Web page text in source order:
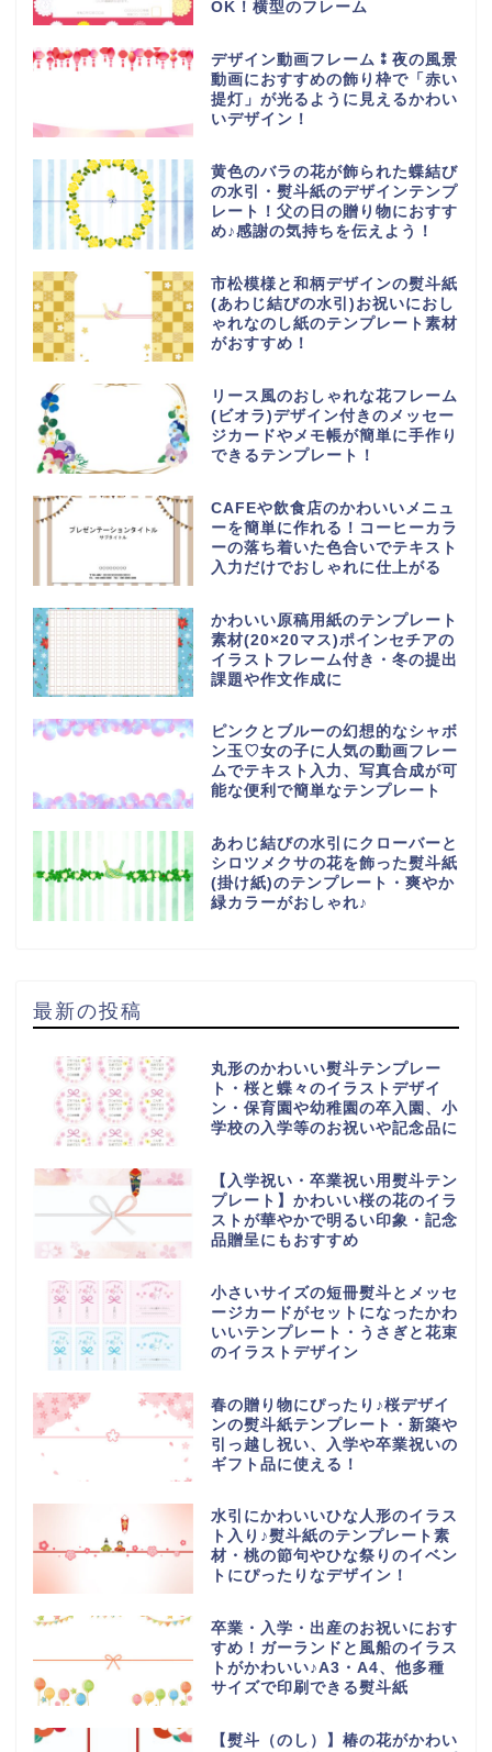
OK！横型のフレーム
デザイン動画フレーム⁑夜の風景
動画におすすめの飾り枠で「赤い
提灯」が光るように見えるかわい
いデザイン！
黄色のバラの花が飾られた蝶結び
の水引・熨斗紙のデザインテンプ
レート！父の日の贈り物におすす
め♪感謝の気持ちを伝えよう！
市松模様と和柄デザインの熨斗紙
(あわじ結びの水引)お祝いにおし
ゃれなのし紙のテンプレート素材
がおすすめ！
リース風のおしゃれな花フレーム
(ビオラ)デザイン付きのメッセー
ジカードやメモ帳が簡単に手作り
できるテンプレート！
CAFEや飲食店のかわいいメニュ
ーを簡単に作れる！コーヒーカラ
ーの落ち着いた色合いでテキスト
入力だけでおしゃれに仕上がる
かわいい原稿用紙のテンプレート
素材(20×20マス)ポインセチアの
イラストフレーム付き・冬の提出
課題や作文作成に
ピンクとブルーの幻想的なシャボ
ン玉♡女の子に人気の動画フレー
ムでテキスト入力、写真合成が可
能な便利で簡単なテンプレート
あわじ結びの水引にクローバーと
シロツメクサの花を飾った熨斗紙
(掛け紙)のテンプレート・爽やか
緑カラーがおしゃれ♪
最新の投稿
丸形のかわいい熨斗テンプレー
ト・桜と蝶々のイラストデザイ
ン・保育園や幼稚園の卒入園、小
学校の入学等のお祝いや記念品に
【入学祝い・卒業祝い用熨斗テン
プレート】かわいい桜の花のイラ
ストが華やかで明るい印象・記念
品贈呈にもおすすめ
小さいサイズの短冊熨斗とメッセ
ージカードがセットになったかわ
いいテンプレート・うさぎと花束
のイラストデザイン
春の贈り物にぴったり♪桜デザイ
ンの熨斗紙テンプレート・新築や
引っ越し祝い、入学や卒業祝いの
ギフト品に使える！
水引にかわいいひな人形のイラス
ト入り♪熨斗紙のテンプレート素
材・桃の節句やひな祭りのイベン
トにぴったりなデザイン！
卒業・入学・出産のお祝いにおす
すめ！ガーランドと風船のイラス
トがかわいい♪A3・A4、他多種
サイズで印刷できる熨斗紙
【熨斗（のし）】椿の花がかわい